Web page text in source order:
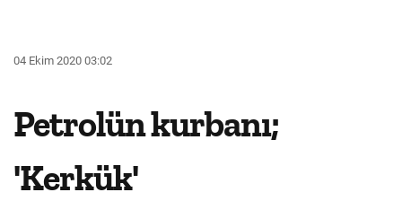
04 Ekim 2020 03:02
Petrolün kurbanı;
'Kerkük'